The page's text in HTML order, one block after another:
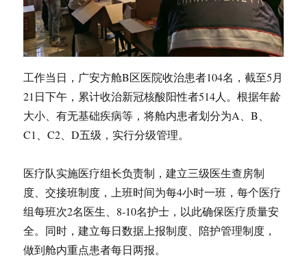
工作当日，广安方舱B区医院收治患者104名，截至5月
21日下午，累计收治新冠核酸阳性者514人。根据年龄
大小、有无基础疾病等，将舱内患者划分为A、B、
C1、C2、D五级，实行分级管理。
医疗队实施医疗组长负责制，建立三级医生查房制
度、交接班制度，上班时间为每4小时一班，每个医疗
组每班次2名医生、8-10名护士，以此确保医疗质量安
全。同时，建立每日数据上报制度、陪护管理制度，
做到舱内重点患者每日两报。